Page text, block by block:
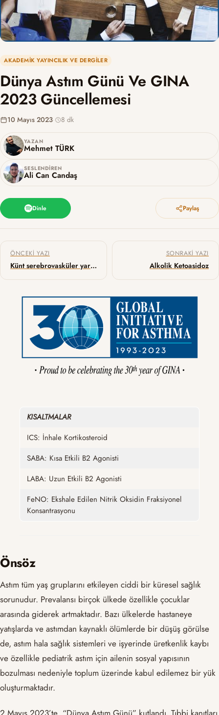
AKADEMIK YAYINCILIK VE DERGILER
Dünya Astım Günü Ve GINA
2023 Güncellemesi
YAZAN
Mehmet TÜRK
SESLENDIREN
Ali Can Candaş
10 Mayıs 2023· 8 dk
Dinle Paylaş
Yazı gezinmesi
ÖNCEKI YAZI
Künt serebrovasküler yaralanma – Spot bilgiler
SONRAKI YAZI
Alkolik Ketoasidoz
KISALTMALAR
ICS: İnhale Kortikosteroid
SABA: Kısa Etkili B2 Agonisti
LABA: Uzun Etkili B2 Agonisti
FeNO: Ekshale Edilen Nitrik Oksidin Fraksiyonel
Konsantrasyonu
Önsöz
Astım tüm yaş gruplarını etkileyen ciddi bir küresel sağlık
sorunudur. Prevalansı birçok ülkede özellikle çocuklar
arasında giderek artmaktadır. Bazı ülkelerde hastaneye
yatışlarda ve astımdan kaynaklı ölümlerde bir düşüş görülse
de, astım hala sağlık sistemleri ve işyerinde üretkenlik kaybı
ve özellikle pediatrik astım için ailenin sosyal yapısının
bozulması nedeniyle toplum üzerinde kabul edilemez bir yük
oluşturmaktadır.